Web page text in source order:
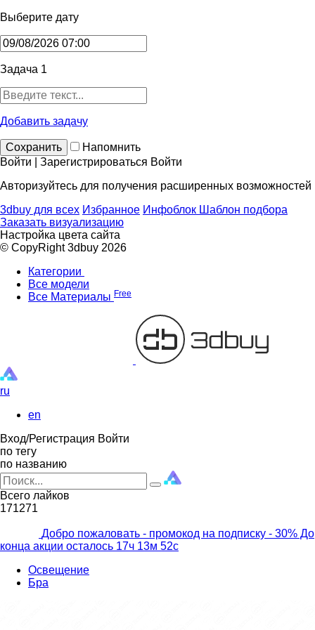
Выберите дату
Задача 1
Добавить задачу
Сохранить
Напомнить
Войти | Зарегистрироваться Войти
Авторизуйтесь для получения расширенных возможностей
3dbuy для всех Избранное Инфоблок Шаблон подбора
Заказать визуализацию
Настройка цвета сайта
© CopyRight 3dbuy 2026
Категории
Все модели
Все Материалы Free
ru
en
Вход/Регистрация Войти
по тегу
по названию
Всего лайков
171271
Добро пожаловать - промокод на подписку - 30% До
конца акции осталось 17ч 13м 51с
Освещение
Бра